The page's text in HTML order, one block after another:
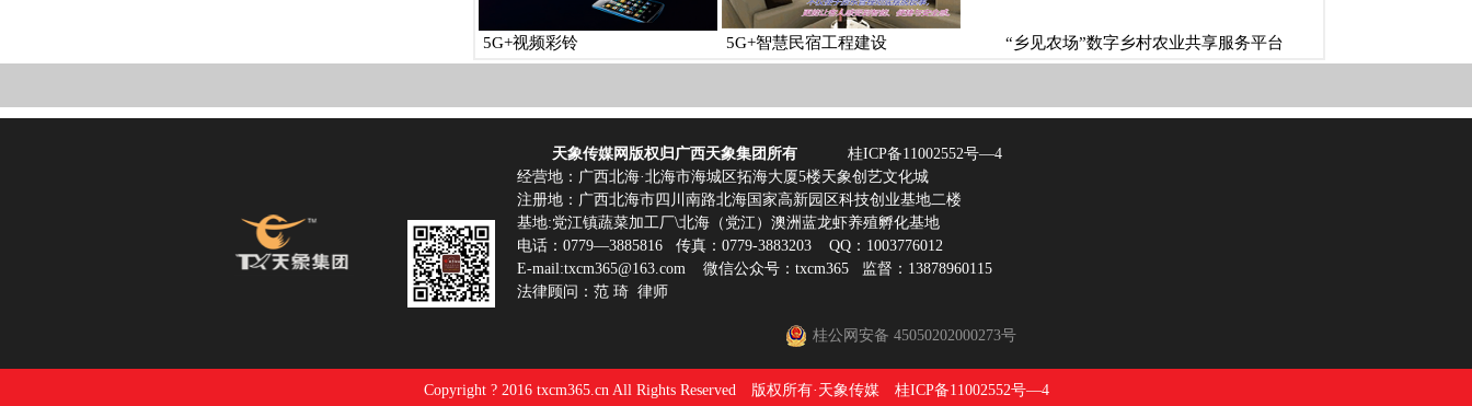
5G+视频彩铃 5G+智慧民宿工程建设 “乡见农场”数字乡村农业共享服务平台
天象传媒网版权归广西天象集团所有 桂ICP备11002552号—4
经营地：广西北海·北海市海城区拓海大厦5楼天象创艺文化城
注册地：广西北海市四川南路北海国家高新园区科技创业基地二楼
基地:党江镇蔬菜加工厂\北海（党江）澳洲蓝龙虾养殖孵化基地
电话：0779—3885816 传真：0779-3883203 QQ：1003776012
E-mail:txcm365@163.com 微信公众号：txcm365 监督：13878960115
法律顾问：范 琦 律师
桂公网安备 45050202000273号
Copyright ? 2016 txcm365.cn All Rights Reserved 版权所有·天象传媒 桂ICP备11002552号—4